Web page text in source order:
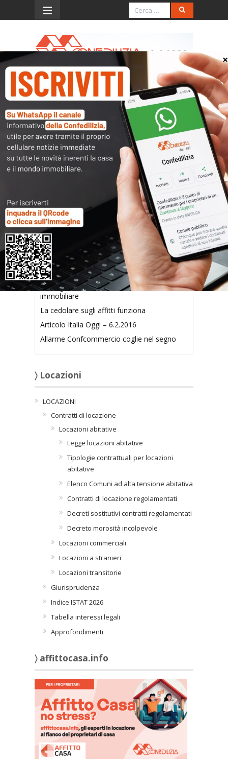
Menu
Confcommercio su cedolare
secca
Leggi l'intervento del
Presidente di
Confcommercio Carlo
“Cedolare secca anche per gli
immobili ad uso commerciale”
Articoli collegati
Proseguire con correzione errori su fiscalità
immobiliare
La cedolare sugli affitti funziona
Articolo Italia Oggi – 6.2.2016
Allarme Confcommercio coglie nel segno
〉 Locazioni
LOCAZIONI
Contratti di locazione
Locazioni abitative
Legge locazioni abitative
Tipologie contrattuali per locazioni
abitative
Elenco Comuni ad alta tensione abitativa
Contratti di locazione regolamentati
Decreti sostitutivi contratti regolamentati
Decreto morosità incolpevole
Locazioni commerciali
Locazioni a stranieri
Locazioni transitorie
Giurisprudenza
Indice ISTAT 2026
Tabella interessi legali
Approfondimenti
〉 affittocasa.info